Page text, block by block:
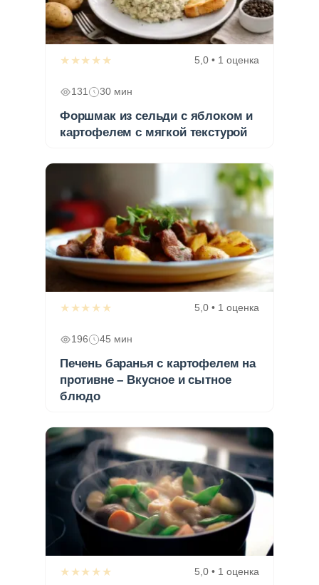
★★★★★ 5,0 • 1 оценка
131 30 мин
Форшмак из сельди с яблоком и
картофелем с мягкой текстурой
★★★★★ 5,0 • 1 оценка
196 45 мин
Печень баранья с картофелем на
противне – Вкусное и сытное
блюдо
★★★★★ 5,0 • 1 оценка